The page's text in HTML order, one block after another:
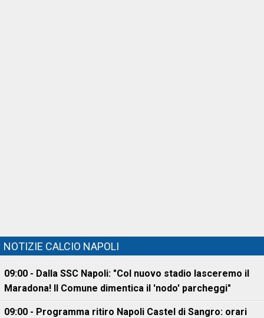
NOTIZIE CALCIO NAPOLI
09:00 - Dalla SSC Napoli: "Col nuovo stadio lasceremo il
Maradona! Il Comune dimentica il 'nodo' parcheggi"
09:00 - Programma ritiro Napoli Castel di Sangro: orari